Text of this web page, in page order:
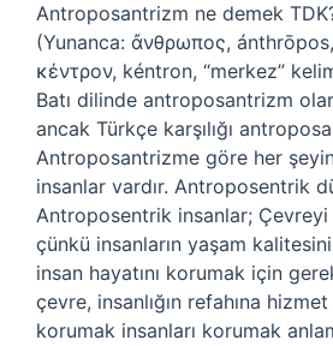
Antroposantrizm ne demek
(Yunanca: ἄνθρωπος,
κέντρον, kéntron, “merkez”
Batı dilinde antroposantrizm
ancak Türkçe karşılığı
Antroposantrizme göre her
insanlar vardır. Antroposentrik
Antroposentrik insanlar;
çünkü insanların yaşam
insan hayatını korumak için
çevre, insanlığın refahına
korumak insanları korumak